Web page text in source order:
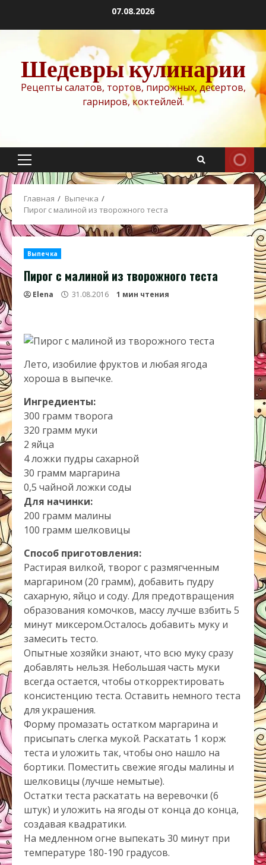
содержимому
07.08.2026
Шедевры кулинарии
Рецепты салатов, тортов, пирожных, десертов,
гарниров, коктейлей.
Основное
меню
Главная
Выпечка
Пирог с малиной из творожного теста
Выпечка
Пирог с малиной из творожного теста
Elena 31.08.2016 1 мин чтения
Лето, изобилие фруктов и любая ягода
хороша в выпечке.
Ингредиенты:
300 грамм творога
320 грамм муки
2 яйца
4 ложки пудры сахарной
30 грамм маргарина
0,5 чайной ложки соды
Для начинки:
200 грамм малины
100 грамм шелковицы
Способ приготовления:
Растирая вилкой, творог с размягченным
маргарином (20 грамм), добавить пудру
сахарную, яйцо и соду. Для предотвращения
образования комочков, массу лучше взбить 5
минут миксером.Осталось добавить муку и
замесить тесто.
Опытные хозяйки знают, что всю муку сразу
добавлять нельзя. Небольшая часть муки
всегда остается, чтобы откорректировать
консистенцию теста. Оставить немного теста
для украшения.
Форму промазать остатком маргарина и
присыпать слегка мукой. Раскатать 1 корж
теста и уложить так, чтобы оно нашло на
бортики. Поместить свежие ягоды малины и
шелковицы (лучше немытые).
Остатки теста раскатать на веревочки (6
штук) и уложить на ягоды от конца до конца,
создавая квадратики.
На медленном огне выпекать 30 минут при
температуре 180-190 градусов.